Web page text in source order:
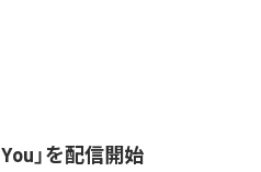
」を配信開始